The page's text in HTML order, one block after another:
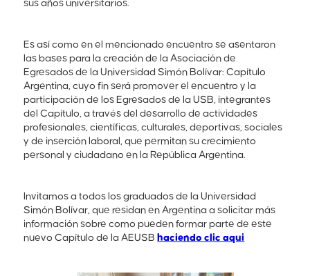
sus años universitarios.
Es así como en el mencionado encuentro se asentaron
las bases para la creación de la Asociación de
Egresados de la Universidad Simón Bolívar: Capítulo
Argentina, cuyo fin será promover el encuentro y la
participación de los Egresados de la USB, integrantes
del Capítulo, a través del desarrollo de actividades
profesionales, científicas, culturales, deportivas, sociales
y de inserción laboral, que permitan su crecimiento
personal y ciudadano en la República Argentina.
Invitamos a todos los graduados de la Universidad
Simón Bolívar, que residan en Argentina a solicitar más
información sobre como pueden formar parte de este
nuevo Capítulo de la AEUSB haciendo clic aqui